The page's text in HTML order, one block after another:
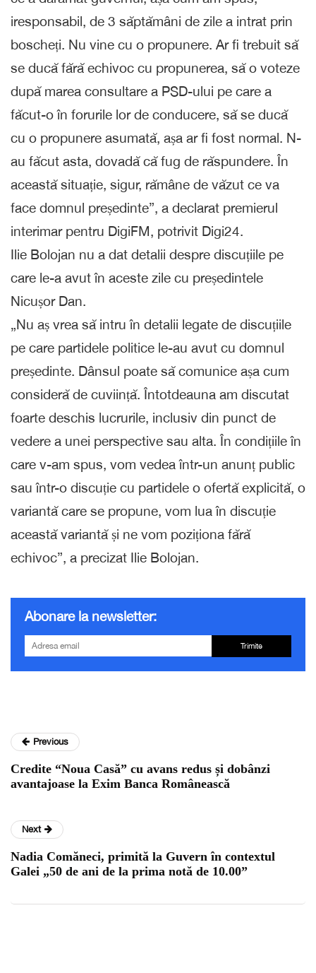
iresponsabil, de 3 săptămâni de zile a intrat prin
boscheți. Nu vine cu o propunere. Ar fi trebuit să
se ducă fără echivoc cu propunerea, să o voteze
după marea consultare a PSD-ului pe care a
făcut-o în forurile lor de conducere, să se ducă
cu o propunere asumată, așa ar fi fost normal. N-
au făcut asta, dovadă că fug de răspundere. În
această situație, sigur, rămâne de văzut ce va
face domnul președinte”, a declarat premierul
interimar pentru DigiFM, potrivit Digi24.
Ilie Bolojan nu a dat detalii despre discuțiile pe
care le-a avut în aceste zile cu președintele
Nicușor Dan.
„Nu aș vrea să intru în detalii legate de discuțiile
pe care partidele politice le-au avut cu domnul
președinte. Dânsul poate să comunice așa cum
consideră de cuviință. Întotdeauna am discutat
foarte deschis lucrurile, inclusiv din punct de
vedere a unei perspective sau alta. În condițiile în
care v-am spus, vom vedea într-un anunț public
sau într-o discuție cu partidele o ofertă explicită, o
variantă care se propune, vom lua în discuție
această variantă și ne vom poziționa fără
echivoc”, a precizat Ilie Bolojan.
Abonare la newsletter:
Trimite
Previous
Credite “Noua Casă” cu avans redus și dobânzi
avantajoase la Exim Banca Românească
Next
Nadia Comăneci, primită la Guvern în contextul
Galei „50 de ani de la prima notă de 10.00”